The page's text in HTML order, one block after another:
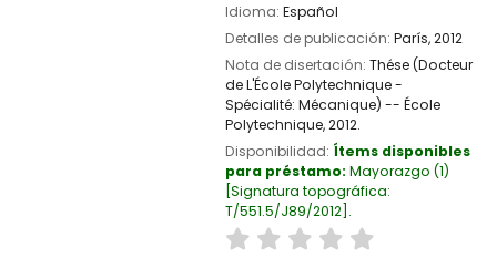
Idioma: Español
Detalles de publicación: París,2012
Nota de disertación: Thése (Docteur
de L'École Polytechnique -
Spécialité: Mécanique) -- École
Polytechnique, 2012.
Disponibilidad: Ítems disponibles
para préstamo: Mayorazgo (1)
Signatura topográfica:
T/551.5/J89/2012 .